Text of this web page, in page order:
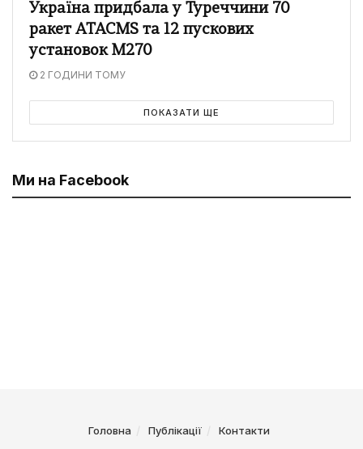
Україна придбала у Туреччини 70
ракет ATACMS та 12 пускових
установок M270
2 ГОДИНИ ТОМУ
ПОКАЗАТИ ЩЕ
Ми на Facebook
Головна Публікації Контакти